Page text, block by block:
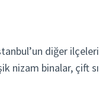
diğer
nizam binalar,